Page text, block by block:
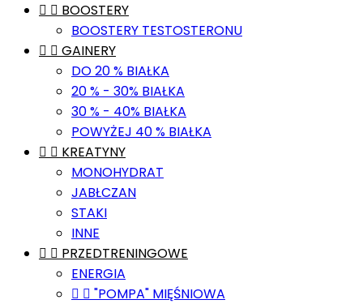
  BOOSTERY
BOOSTERY TESTOSTERONU
  GAINERY
DO 20 % BIAŁKA
20 % - 30% BIAŁKA
30 % - 40% BIAŁKA
POWYŻEJ 40 % BIAŁKA
  KREATYNY
MONOHYDRAT
JABŁCZAN
STAKI
INNE
  PRZEDTRENINGOWE
ENERGIA
  "POMPA" MIĘŚNIOWA